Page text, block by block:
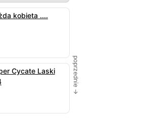
kobieta ....
Cycate Laski
poprzednie →